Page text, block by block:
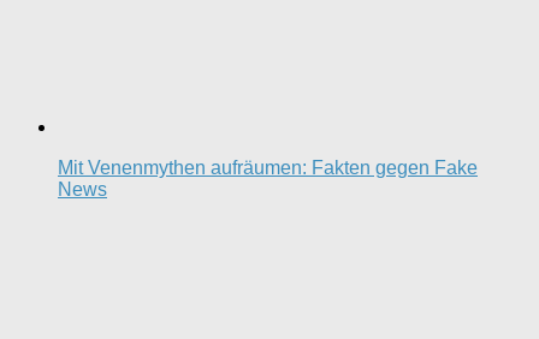
Mit Venenmythen aufräumen: Fakten gegen Fake
News